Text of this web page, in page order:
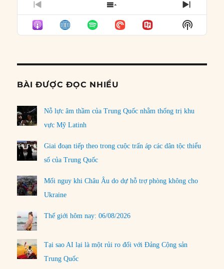
PREVIOUS
EPISODE
SHOW
EPISODES
LIST
NEXT
Show
Podcast
BÀI ĐƯỢC ĐỌC NHIỀU
Nỗ lực âm thầm của Trung Quốc nhằm thống trị khu
vực Mỹ Latinh
Giai đoạn tiếp theo trong cuộc trấn áp các dân tộc thiểu
số của Trung Quốc
Mối nguy khi Châu Âu do dự hỗ trợ phòng không cho
Ukraine
Thế giới hôm nay: 06/08/2026
Tại sao AI lại là một rủi ro đối với Đảng Cộng sản
Trung Quốc